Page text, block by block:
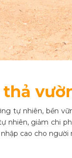
tự nhiên, bền
nhiên, giảm chi
cao cho người